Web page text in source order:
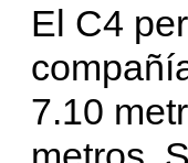
El C4
7.10